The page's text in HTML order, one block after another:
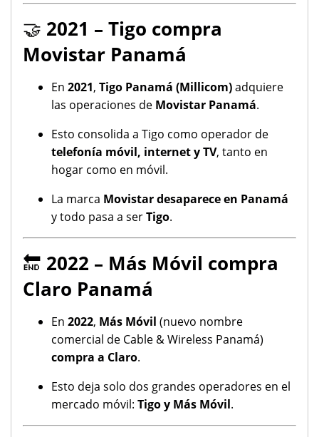
🤝 2021 – Tigo compra
Movistar Panamá
En 2021, Tigo Panamá (Millicom)adquiere
las operaciones de Movistar Panamá.
Esto consolida a Tigo como operador de
telefonía móvil, internet y TV, tanto en
hogar como en móvil.
La marca Movistar desaparece en Panamá
y todo pasa a serTigo.
🔚 2022 – Más Móvil compra
Claro Panamá
En 2022, Más Móvil (nuevo nombre
comercial de Cable & Wireless Panamá)
compra a Claro.
Esto deja solo dos grandes operadores en el
mercado móvil: Tigo y Más Móvil.